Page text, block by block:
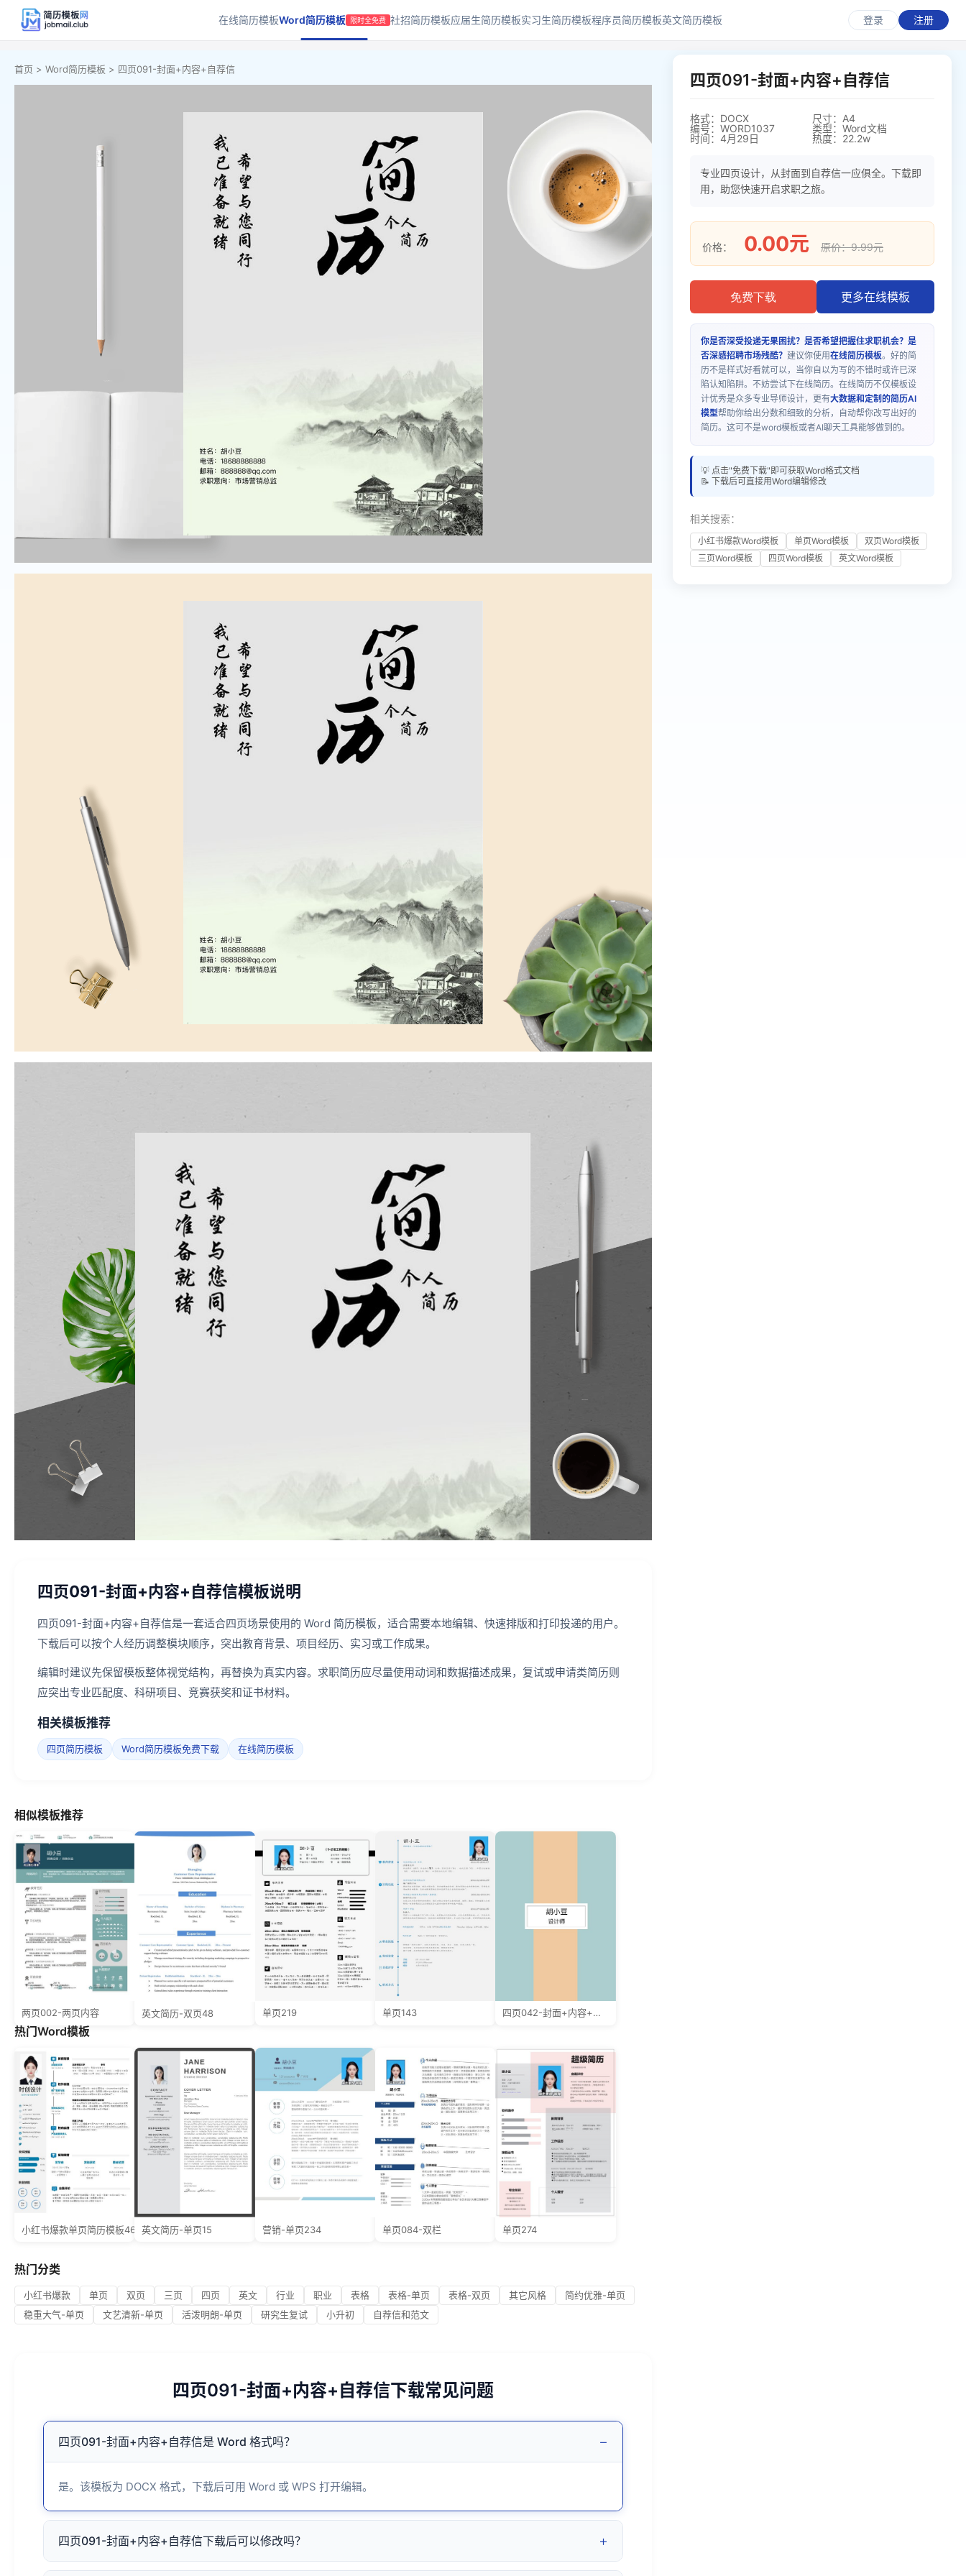
在线简历模板Word简历模板 限时全免费 社招简历模板应届生简历模板实习生简历模板程序员简历模板英文简历模板 登录 注册
首页 > Word简历模板 > 四页091-封面+内容+自荐信
四页091-封面+内容+自荐信模板说明
四页091-封面+内容+自荐信是一套适合四页场景使用的 Word 简历模板，适合需要本地编辑、快速排版和打印投递的用户。
下载后可以按个人经历调整模块顺序，突出教育背景、项目经历、实习或工作成果。
编辑时建议先保留模板整体视觉结构，再替换为真实内容。求职简历应尽量使用动词和数据描述成果，复试或申请类简历则
应突出专业匹配度、科研项目、竞赛获奖和证书材料。
相关模板推荐
四页简历模板 Word简历模板免费下载 在线简历模板
相似模板推荐
两页002-两页内容 英文简历-双页48 单页219 单页143 四页042-封面+内容+自荐信
热门Word模板
小红书爆款单页简历模板46--超级简历模板
英文简历-单页15 营销-单页234 单页084-双栏 单页274
热门分类
小红书爆款 单页 双页 三页 四页 英文 行业 职业 表格 表格-单页 表格-双页 其它风格
简约优雅-单页
稳重大气-单页
文艺清新-单页 活泼明朗-单页 研究生复试 小升初 自荐信和范文
四页091-封面+内容+自荐信下载常见问题
四页091-封面+内容+自荐信是 Word 格式吗？ −
是。该模板为 DOCX 格式，下载后可用 Word 或 WPS 打开编辑。
四页091-封面+内容+自荐信下载后可以修改吗？ +
四页091-封面+内容+自荐信
格式：DOCX
尺寸：A4
编号：WORD1037
类型：Word文档
时间：4月29日
热度：22.2w
专业四页设计，从封面到自荐信一应俱全。下载即
用，助您快速开启求职之旅。
价格： 0.00元 原价：9.99元
免费下载 更多在线模板
你是否深受投递无果困扰？是否希望把握住求职机会？是
否深感招聘市场残酷？ 建议你使用在线简历模板。好的简
历不是样式好看就可以，当你自以为写的不错时或许已深
陷认知陷阱。不妨尝试下在线简历。在线简历不仅模板设
计优秀是众多专业导师设计，更有大数据和定制的简历AI
模型帮助你给出分数和细致的分析，自动帮你改写出好的
简历。这可不是word模板或者AI聊天工具能够做到的。
💡 点击"免费下载"即可获取Word格式文档
📝 下载后可直接用Word编辑修改
相关搜索：
小红书爆款Word模板 单页Word模板
双页Word模板
三页Word模板
四页Word模板 英文Word模板